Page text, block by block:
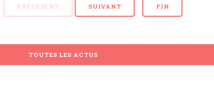
PRÉCÉDENT SUIVANT FIN
TOUTES LES ACTUS